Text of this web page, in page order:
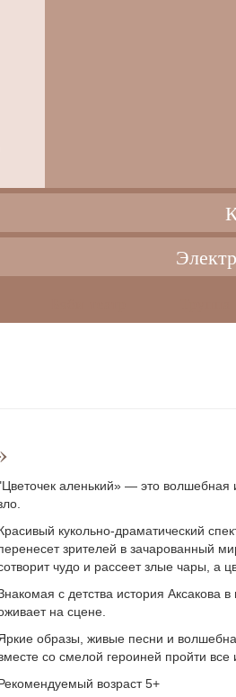
аленький» — это
кукольно-драматический
зрителей в зачарованный
чудо и рассеет злые чары, а
с детства история Аксакова
на сцене.
образы, живые песни и
со смелой героиней пройти все
возраст 5+